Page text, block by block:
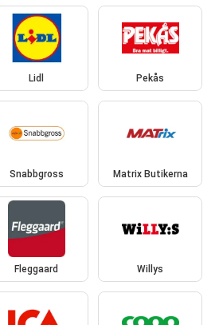
Lidl Pekås
Snabbgross Matrix Butikerna
Fleggaard Willys